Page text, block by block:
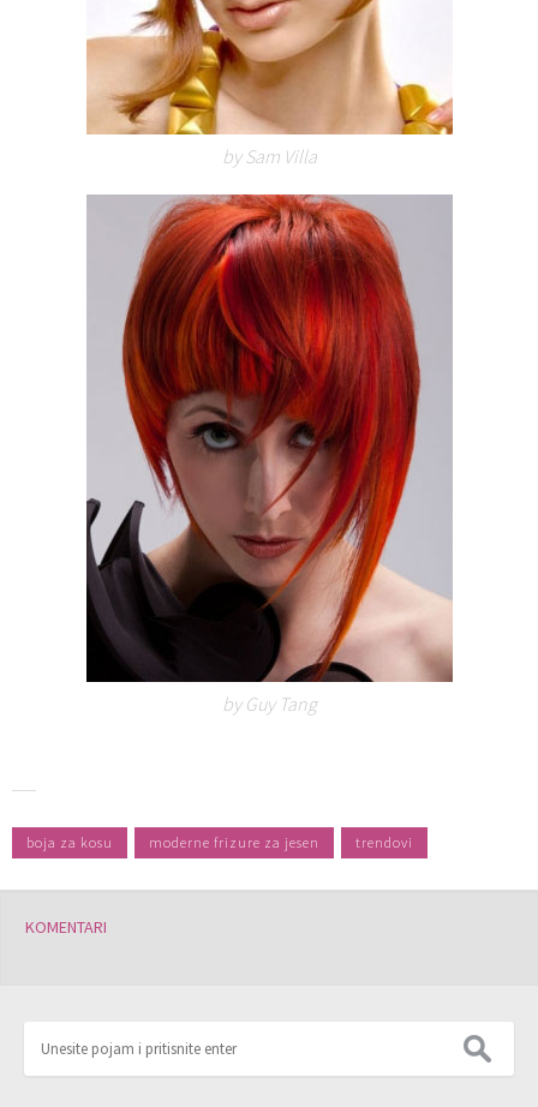
by Sam Villa
by Guy Tang
boja za kosu moderne frizure za jesen trendovi
KOMENTARI